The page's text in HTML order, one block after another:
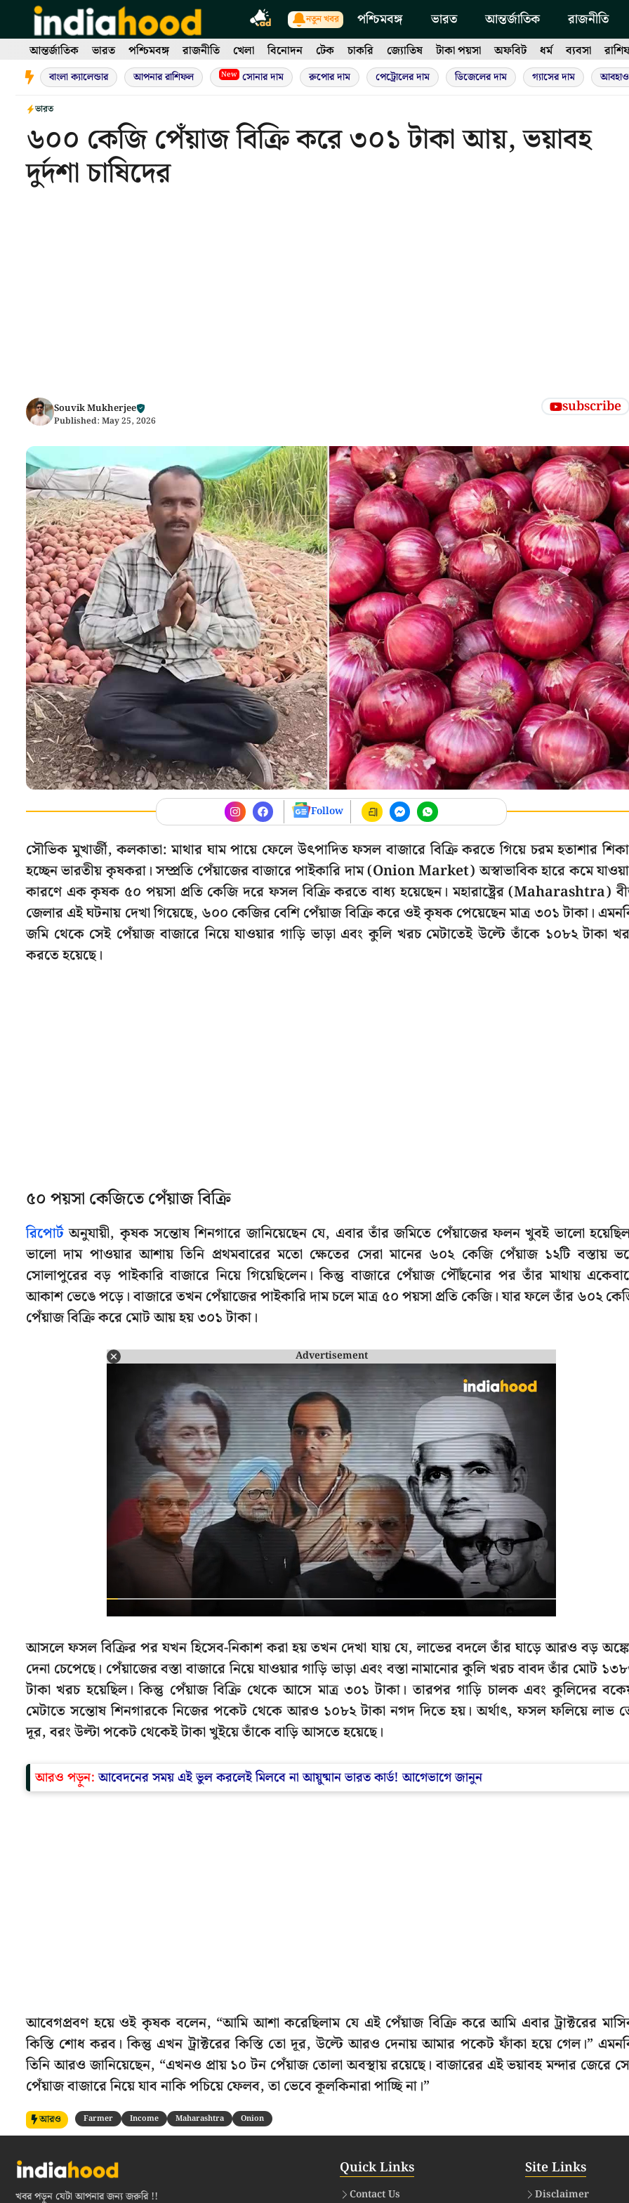
content
নতুন খবর পশ্চিমবঙ্গ ভারত আন্তর্জাতিক রাজনীতি
আন্তর্জাতিক ভারত পশ্চিমবঙ্গ রাজনীতি খেলা বিনোদন টেক চাকরি জ্যোতিষ টাকা পয়সা অফবিট ধর্ম ব্যবসা
বাংলা ক্যালেন্ডার আপনার রাশিফল New সোনার দাম রুপোর দাম পেট্রোলের দাম ডিজেলের দাম গ্যাসের দাম
ভারত
৬০০ কেজি পেঁয়াজ বিক্রি করে ৩০১ টাকা আয়, ভয়াবহ
দুর্দশা চাষিদের
Souvik Mukherjee
Published: May 25, 2026
subscribe
Follow
সৌভিক মুখার্জী, কলকাতা: মাথার ঘাম পায়ে ফেলে উৎপাদিত ফসল বাজারে বিক্রি করতে গিয়ে চরম হতাশার
হচ্ছেন ভারতীয় কৃষকরা। সম্প্রতি পেঁয়াজের বাজারে পাইকারি দাম (Onion Market) অস্বাভাবিক হারে কমে
কারণে এক কৃষক ৫০ পয়সা প্রতি কেজি দরে ফসল বিক্রি করতে বাধ্য হয়েছেন। মহারাষ্ট্রের (Maharashtra)
জেলার এই ঘটনায় দেখা গিয়েছে, ৬০০ কেজির বেশি পেঁয়াজ বিক্রি করে ওই কৃষক পেয়েছেন মাত্র ৩০১ টাকা।
জমি থেকে সেই পেঁয়াজ বাজারে নিয়ে যাওয়ার গাড়ি ভাড়া এবং কুলি খরচ মেটাতেই উল্টে তাঁকে ১০৮২ টাকা
করতে হয়েছে।
৫০ পয়সা কেজিতে পেঁয়াজ বিক্রি
রিপোর্টঅনুযায়ী, কৃষক সন্তোষ শিনগারে জানিয়েছেন যে, এবার তাঁর জমিতে পেঁয়াজের ফলন খুবই ভালো
ভালো দাম পাওয়ার আশায় তিনি প্রথমবারের মতো ক্ষেতের সেরা মানের ৬০২ কেজি পেঁয়াজ ১২টি বস্তায়
সোলাপুরের বড় পাইকারি বাজারে নিয়ে গিয়েছিলেন। কিন্তু বাজারে পেঁয়াজ পৌঁছনোর পর তাঁর মাথায়
আকাশ ভেঙে পড়ে। বাজারে তখন পেঁয়াজের পাইকারি দাম চলে মাত্র ৫০ পয়সা প্রতি কেজি। যার ফলে তাঁর ৬০২
পেঁয়াজ বিক্রি করে মোট আয় হয় ৩০১ টাকা।
Advertisement
আসলে ফসল বিক্রির পর যখন হিসেব-নিকাশ করা হয় তখন দেখা যায় যে, লাভের বদলে তাঁর ঘাড়ে আরও বড়
দেনা চেপেছে। পেঁয়াজের বস্তা বাজারে নিয়ে যাওয়ার গাড়ি ভাড়া এবং বস্তা নামানোর কুলি খরচ বাবদ তাঁর মোট
টাকা খরচ হয়েছিল। কিন্তু পেঁয়াজ বিক্রি থেকে আসে মাত্র ৩০১ টাকা। তারপর গাড়ি চালক এবং কুলিদের
মেটাতে সন্তোষ শিনগারকে নিজের পকেট থেকে আরও ১০৮২ টাকা নগদ দিতে হয়। অর্থাৎ, ফসল ফলিয়ে লাভ
দূর, বরং উল্টা পকেট থেকেই টাকা খুইয়ে তাঁকে বাড়ি আসতে হয়েছে।
আরও পড়ুন:আবেদনের সময় এই ভুল করলেই মিলবে না আয়ুষ্মান ভারত কার্ড! আগেভাগে জানুন
আবেগপ্রবণ হয়ে ওই কৃষক বলেন, “আমি আশা করেছিলাম যে এই পেঁয়াজ বিক্রি করে আমি এবার ট্রাক্টরের
কিস্তি শোধ করব। কিন্তু এখন ট্রাক্টরের কিস্তি তো দূর, উল্টে আরও দেনায় আমার পকেট ফাঁকা হয়ে গেল।”
তিনি আরও জানিয়েছেন, “এখনও প্রায় ১০ টন পেঁয়াজ তোলা অবস্থায় রয়েছে। বাজারের এই ভয়াবহ মন্দার জেরে
পেঁয়াজ বাজারে নিয়ে যাব নাকি পচিয়ে ফেলব, তা ভেবে কূলকিনারা পাচ্ছি না।”
আরও Farmer Income Maharashtra Onion
খবর পড়ুন যেটা আপনার জন্য জরুরি !!
Quick Links
Contact Us
Site Links
Disclaimer